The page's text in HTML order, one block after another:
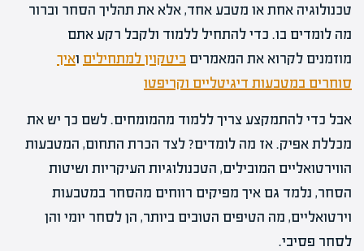
טכנולוגיה אחת או מטבע אחד, אלא את תהליך הסחר וברור
מה לומדים בו. כדי להתחיל ללמוד ולקבל רקע אתם
מוזמנים לקרוא את המאמרים ביטקוין למתחילים ואיך
סוחרים במטבעות דיגיטליים וקריפטו
אבל כדי להתמקצע צריך ללמוד מהמומחים. לשם כך יש את
מכללת אפיק. אז מה לומדים? לצד הכרת התחום, המטבעות
הווירטואליים המובילים, הטכנולוגיות העיקריות ושיטות
הסחר, נלמד גם איך מפיקים רווחים מהסחר במטבעות
וירטואליים, מה הטיפים הטובים ביותר, הן לסחר יומי והן
לסחר פסיבי.